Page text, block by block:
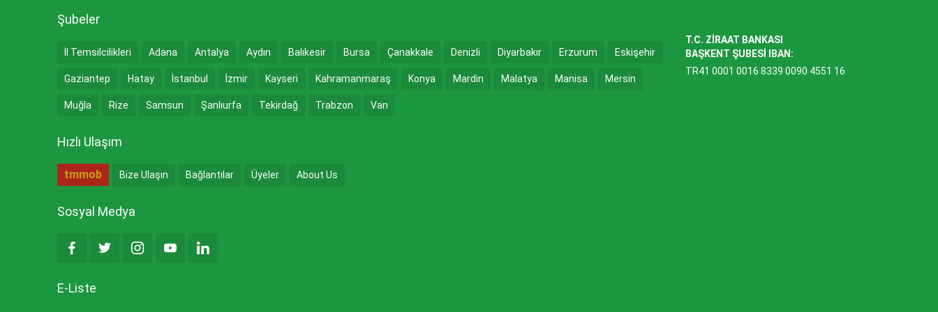
Şubeler
İl Temsilcilikleri Adana Antalya Aydın Balıkesir Bursa Çanakkale Denizli Diyarbakır Erzurum Eskişehir
Gaziantep Hatay İstanbul İzmir Kayseri Kahramanmaraş Konya Mardin Malatya Manisa Mersin
Muğla Rize Samsun Şanlıurfa Tekirdağ Trabzon Van
Hızlı Ulaşım
tmmob Bize Ulaşın Bağlantılar Üyeler About Us
Sosyal Medya
E-Liste
T.C. ZİRAAT BANKASI
BAŞKENT ŞUBESİ IBAN:
TR41 0001 0016 8339 0090 4551 16